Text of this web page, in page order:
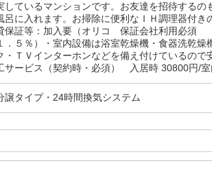
しているマンションです。お友達を招待する
呂に入れます。お掃除に便利なＩＨ調理器付
保証等：加入要（オリコ 保証会社利用必須
．５％）・室内設備は浴室乾燥機・食器洗乾
・ＴＶインターホンなどを備え付けているの
サービス（契約時・必須） 入居時 30800円/室
譲タイプ・24時間換気システム